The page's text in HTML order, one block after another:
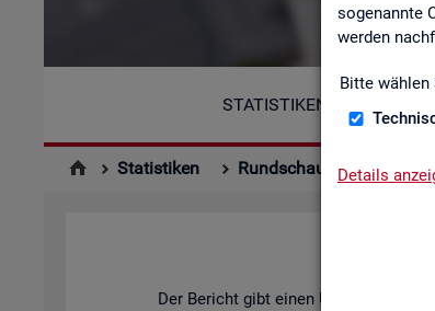
sogenannte
werden
Bitte wählen
Details
STATISTIKEN
Statistiken Rundschau Arbeitsmarkt
Der Be­richt gibt einen Über­blick